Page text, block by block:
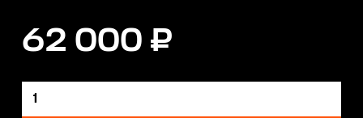
62 000 ₽